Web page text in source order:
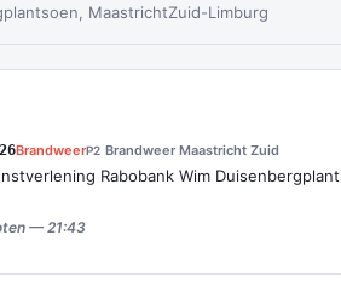
MaastrichtZuid-Limburg
BrandweerP2 Brandweer Maastricht Zuid
Rabobank Wim
— 21:43